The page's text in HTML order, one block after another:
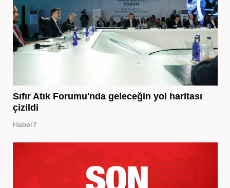
Sıfır Atık Forumu'nda geleceğin yol haritası
çizildi
Haber7